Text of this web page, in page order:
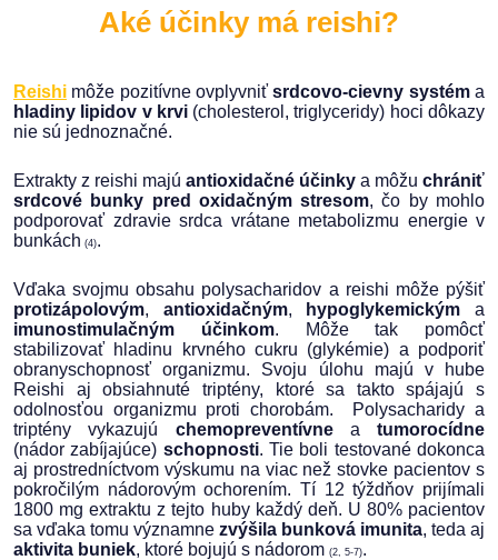
Aké účinky má reishi?
Reishi môže pozitívne ovplyvniťsrdcovo-cievny systéma
hladiny lipidov v krvi(cholesterol, triglyceridy) hoci dôkazy
nie sú jednoznačné.
Extrakty z reishi majú antioxidačné účinky a môžu chrániť
srdcové bunky pred oxidačným stresom, čo by mohlo
podporovať zdravie srdca vrátane metabolizmu energie v
bunkách (4).
Vďaka svojmu obsahu polysacharidov a reishi môže pýšiť
protizápolovým, antioxidačným, hypoglykemickým a
imunostimulačným účinkom. Môže tak pomôcť
stabilizovať hladinu krvného cukru (glykémie) a podporiť
obranyschopnosť organizmu. Svoju úlohu majú v hube
Reishi aj obsiahnuté triptény, ktoré sa takto spájajú s
odolnosťou organizmu proti chorobám. Polysacharidy a
triptény vykazujú chemopreventívnea tumorocídne
(nádor zabíjajúce) schopnosti. Tie boli testované dokonca
aj prostredníctvom výskumu na viac než stovke pacientov s
pokročilým nádorovým ochorením. Tí 12 týždňov prijímali
1800 mg extraktu z tejto huby každý deň. U 80% pacientov
sa vďaka tomu významne zvýšila bunková imunita, teda aj
aktivita buniek, ktoré bojujú s nádorom (2, 5-7).